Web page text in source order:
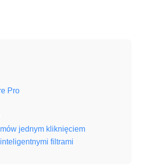
Pro
jednym kliknięciem
filtrami